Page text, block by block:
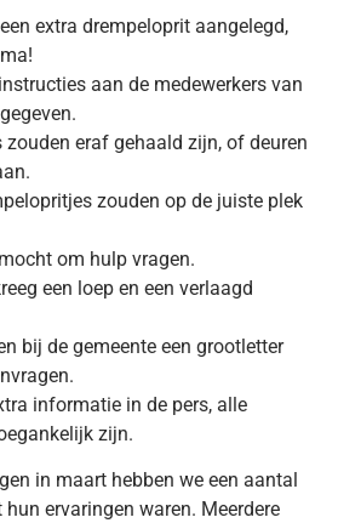
extra drempeloprit aangelegd,
aan de medewerkers van
zouden eraf gehaald zijn, of deuren
zouden op de juiste plek
om hulp vragen.
een loep en een verlaagd
bij de gemeente een grootletter
informatie in de pers, alle
zijn.
in maart hebben we een aantal
ervaringen waren. Meerdere